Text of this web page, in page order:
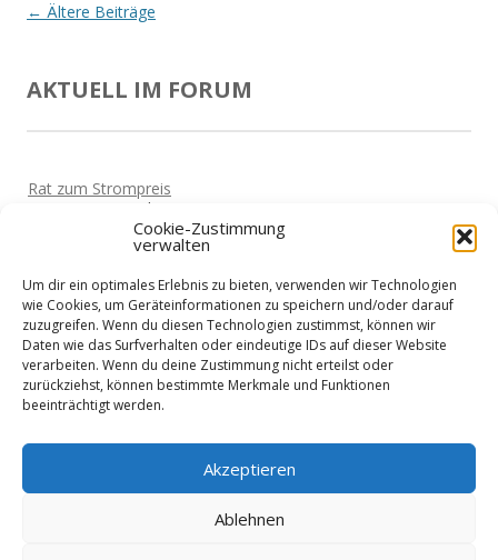
Cookie-Zustimmung
verwalten
Um dir ein optimales Erlebnis zu bieten, verwenden wir Technologien
wie Cookies, um Geräteinformationen zu speichern und/oder darauf
zuzugreifen. Wenn du diesen Technologien zustimmst, können wir
Daten wie das Surfverhalten oder eindeutige IDs auf dieser Website
verarbeiten. Wenn du deine Zustimmung nicht erteilst oder
zurückziehst, können bestimmte Merkmale und Funktionen
beeinträchtigt werden.
Akzeptieren
Ablehnen
Beitrags-
← Ältere Beiträge
AKTUELL IM FORUM
Rat zum Strompreis
Vor 5 Jahren
Haben die Hotels schon wieder geöffnet?
Corona-Sofortkredite erhalten
VonMartin Vor 5 Jahren
Zeit für Urlaub?
VonSiggi Vor 5 Jahren
Kreditvergleich für Selbstständige?